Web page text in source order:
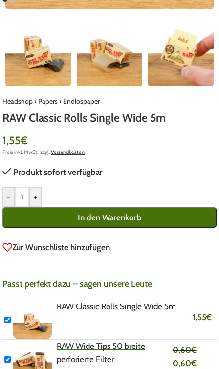
Headshop› Papers› Endlospaper
RAW Classic Rolls Single Wide 5m
1,55€
Preis inkl. MwSt., zzgl.Versandkosten
Produkt sofort verfügbar
- +
In den Warenkorb
Zur Wunschliste hinzufügen
Passt perfekt dazu – sagen unsere Leute:
RAW Classic Rolls Single Wide 5m
1,55€
RAW Wide Tips 50 breite
perforierte Filter
0,60€
0,60€